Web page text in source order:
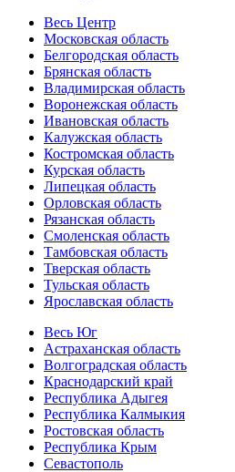
Весь Центр
Московская область
Белгородская область
Брянская область
Владимирская область
Воронежская область
Ивановская область
Калужская область
Костромская область
Курская область
Липецкая область
Орловская область
Рязанская область
Смоленская область
Тамбовская область
Тверская область
Тульская область
Ярославская область
Весь Юг
Астраханская область
Волгоградская область
Краснодарский край
Республика Адыгея
Республика Калмыкия
Ростовская область
Республика Крым
Севастополь